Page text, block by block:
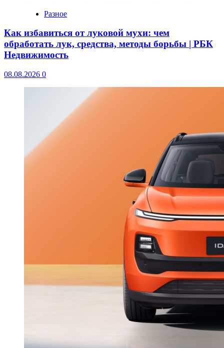
Разное
Как избавиться от луковой мухи: чем
обработать лук, средства, методы борьбы | РБК
Недвижимость
08.08.2026 0